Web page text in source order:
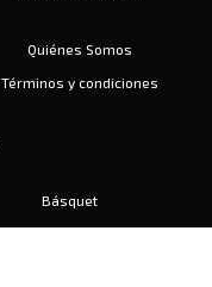
Quiénes Somos
Términos y condiciones
Básquet